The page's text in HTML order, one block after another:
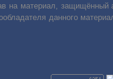
на материал,
данного